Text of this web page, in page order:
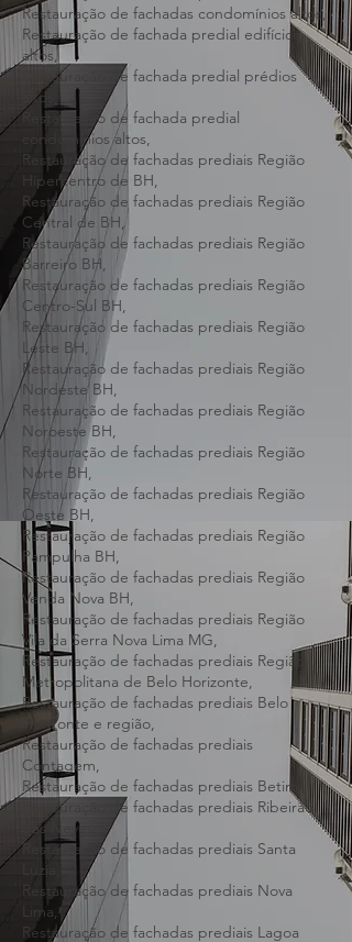
Restauração de fachadas edifícios altos,
Restauração de fachadas prédios altos,
Restauração de fachadas condomínios altos,
Restauração de fachada predial edifícios
altos,
Restauração de fachada predial prédios
altos,
Restauração de fachada predial
condomínios altos,
Restauração de fachadas prediais Região
Hipercentro de BH,
Restauração de fachadas prediais Região
Central de BH,
Restauração de fachadas prediais Região
Barreiro BH,
Restauração de fachadas prediais Região
Centro-Sul BH,
Restauração de fachadas prediais Região
Leste BH,
Restauração de fachadas prediais Região
Nordeste BH,
Restauração de fachadas prediais Região
Noroeste BH,
Restauração de fachadas prediais Região
Norte BH,
Restauração de fachadas prediais Região
Oeste BH,
Restauração de fachadas prediais Região
Pampulha BH,
Restauração de fachadas prediais Região
Venda Nova BH,
Restauração de fachadas prediais Região
Vila da Serra Nova Lima MG,
Restauração de fachadas prediais Região
Metropolitana de Belo Horizonte,
Restauração de fachadas prediais Belo
Horizonte e região,
Restauração de fachadas prediais
Contagem,
Restauração de fachadas prediais Betim,
Restauração de fachadas prediais Ribeirão
das Neves,
Restauração de fachadas prediais Santa
Luzia,
Restauração de fachadas prediais Nova